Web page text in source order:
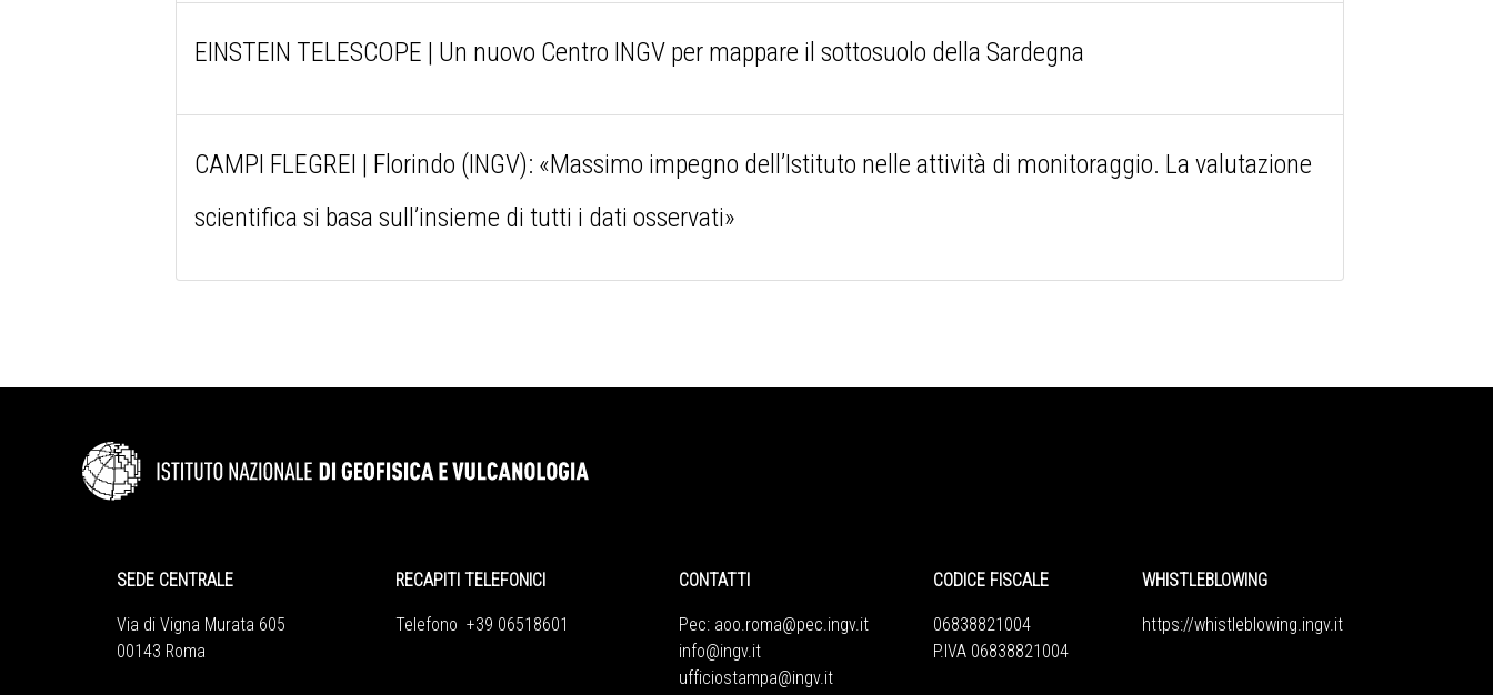
EINSTEIN TELESCOPE | Un nuovo Centro INGV per mappare il sottosuolo della Sardegna
CAMPI FLEGREI | Florindo (INGV): «Massimo impegno dell’Istituto nelle attività di monitoraggio. La valutazione
scientifica si basa sull’insieme di tutti i dati osservati»
SEDE CENTRALE
Via di Vigna Murata 605
00143 Roma
RECAPITI TELEFONICI
Telefono +39 06518601
CONTATTI
Pec: aoo.roma@pec.ingv.it
info@ingv.it
ufficiostampa@ingv.it
CODICE FISCALE
06838821004
P.IVA 06838821004
WHISTLEBLOWING
https://whistleblowing.ingv. it